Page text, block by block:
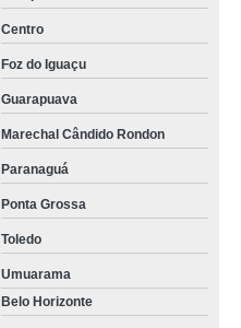
Centro
Foz do Iguaçu
Guarapuava
Marechal Cândido Rondon
Paranaguá
Ponta Grossa
Toledo
Umuarama
Belo Horizonte